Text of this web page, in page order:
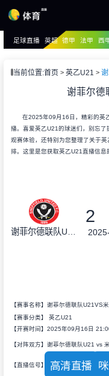
播
足球直播 英超 德甲 法甲 西
当前位置:首页 英乙U21
谢菲尔德
在2025年09月16日，精彩的英
播。喜爱英乙U21的球迷们，别忘
观赛体验，还特别为您整理了关于
排。这里是您获取英乙U21直播信息
谢菲尔德联队U21
2
【赛事名称】谢菲尔德联队U21VS
【赛事分类】 英乙U21
【开赛时间】2025年09月16日
【对阵双方】谢菲尔德联队U21 vs
【直播信号】 高清直播